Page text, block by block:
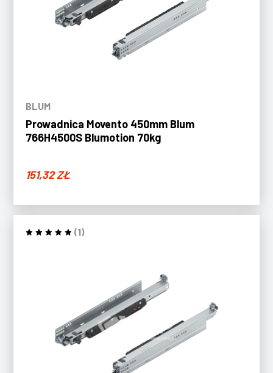
BLUM
Prowadnica Movento 450mm Blum
766H4500S Blumotion 70kg
151,32ZŁ
(1)